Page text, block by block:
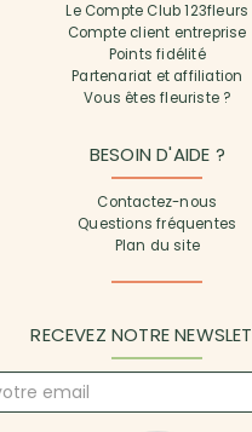
Le Compte Club 123fleurs
Compte client entreprise
Points fidélité
Partenariat et affiliation
Vous êtes fleuriste ?
BESOIN D'AIDE ?
Contactez-nous
Questions fréquentes
Plan du site
RECEVEZ NOTRE